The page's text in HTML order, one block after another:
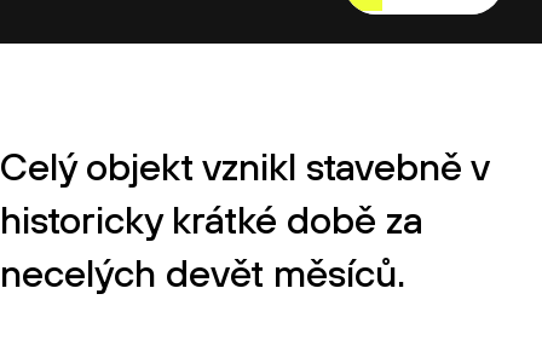
Celý objekt vznikl stavebně v
historicky krátké době za
necelých devět měsíců.